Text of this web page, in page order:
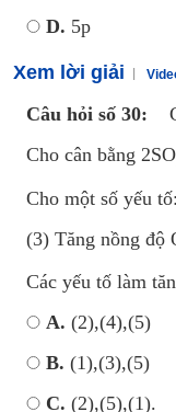
D. 5p
Xem lời giải
Câu hỏi số 30:
Cho cân bằng 2SO
Cho một số yếu
(3) Tăng nồng độ
Các yếu tố làm
A. (2),(4),(5)
B. (1),(3),(5)
C. (2),(5),(1).